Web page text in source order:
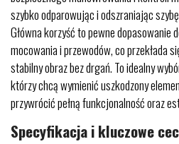
szybko odparowując i odszraniając
Główna korzyść to pewne dopasowanie
mocowania i przewodów, co przekłada
stabilny obraz bez drgań. To idealny
którzy chcą wymienić uszkodzony
przywrócić pełną funkcjonalność oraz
Specyfikacja i kluczowe